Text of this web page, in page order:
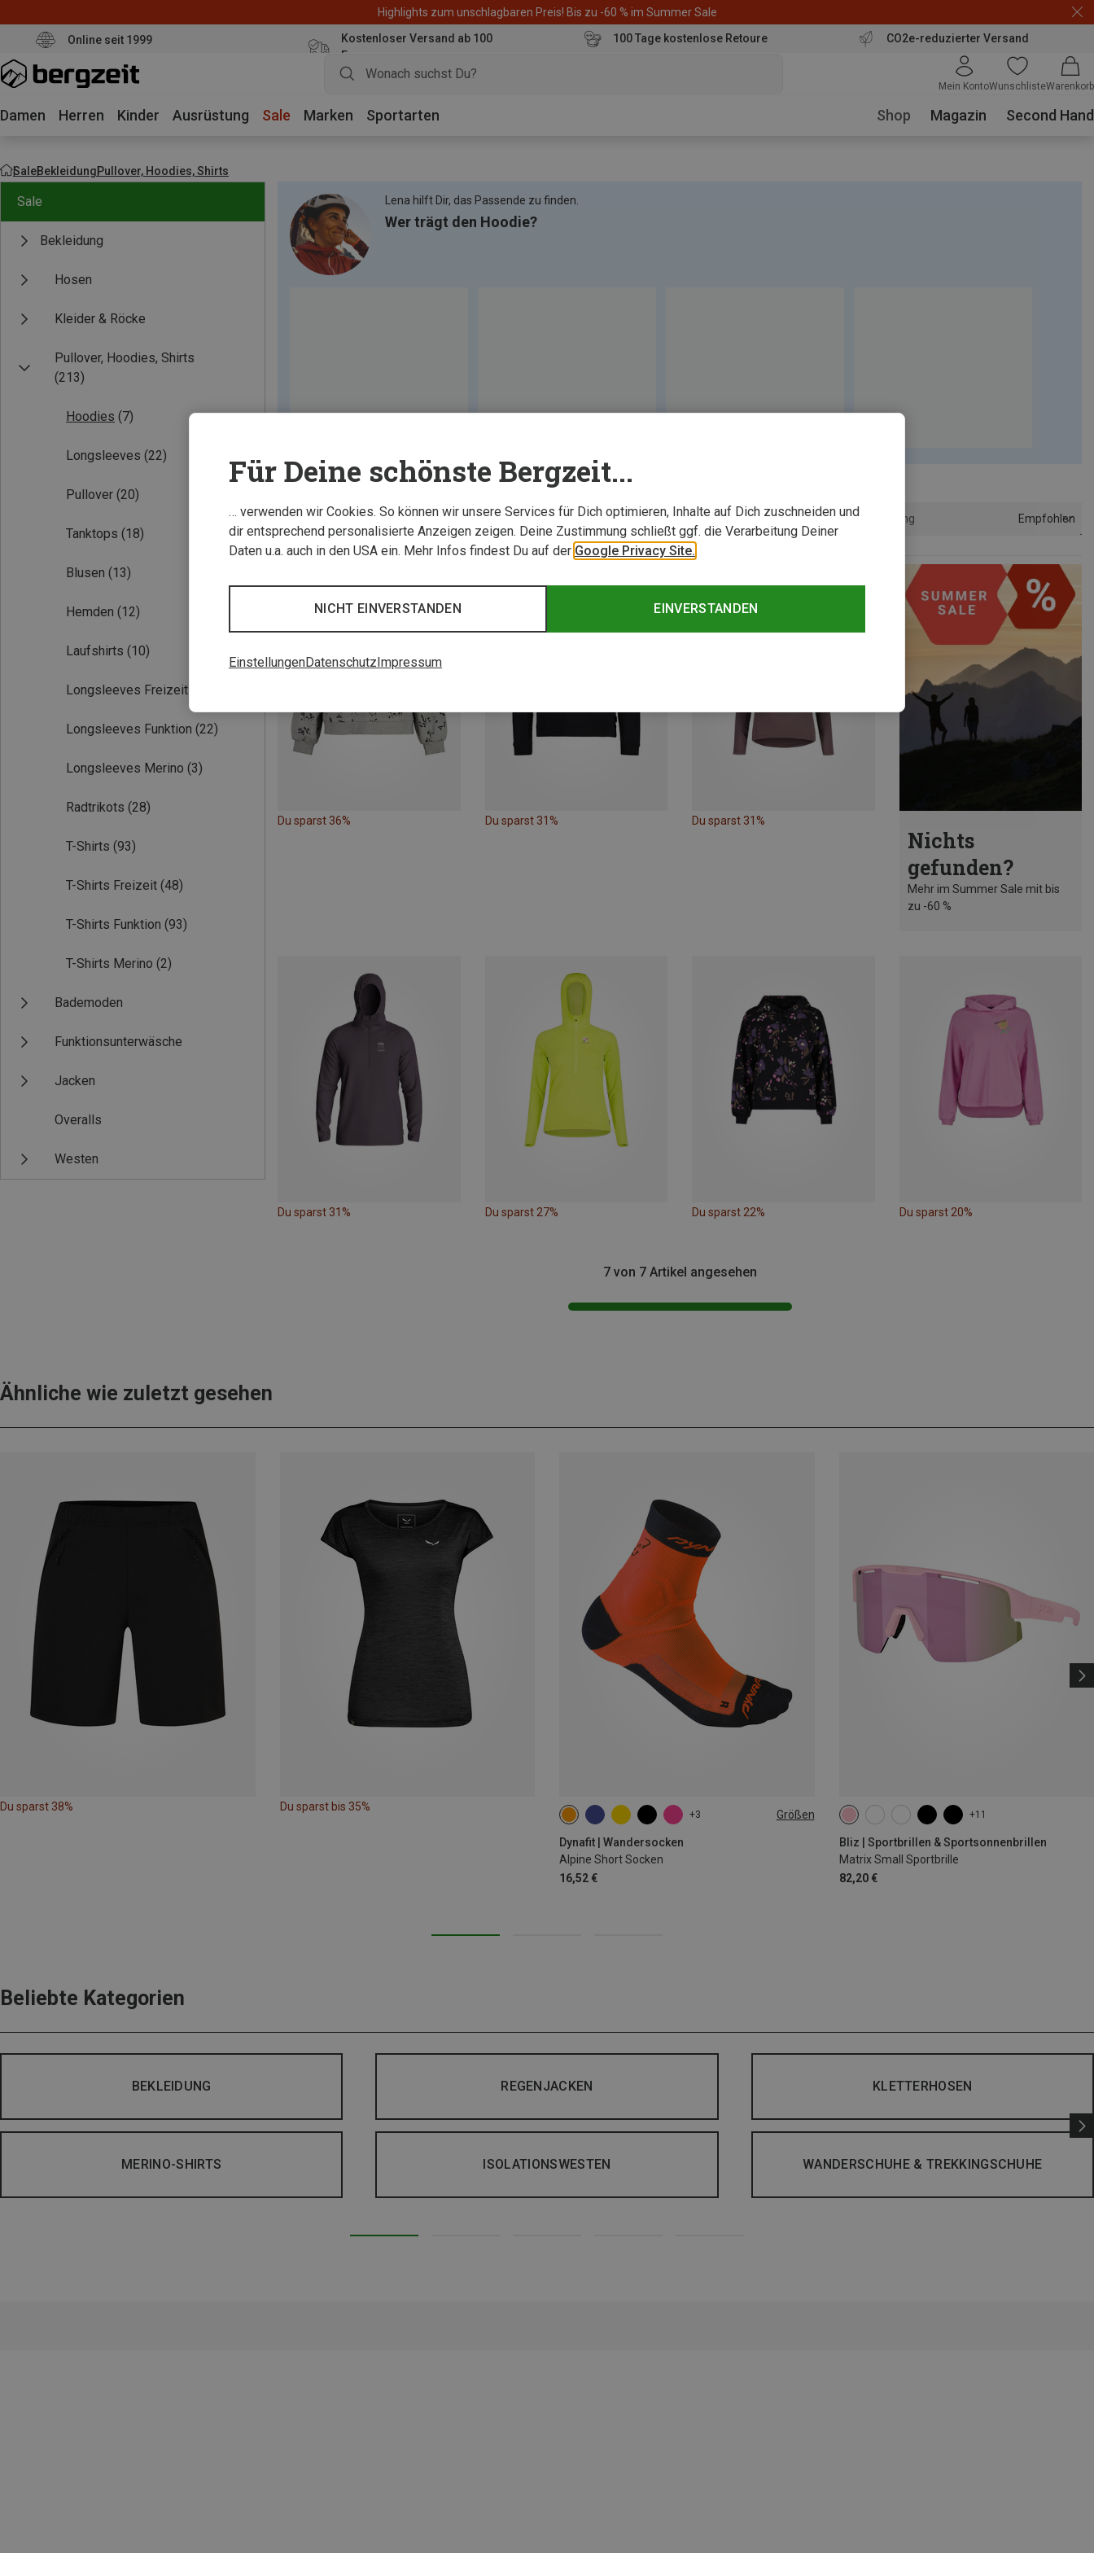
Highlights zum unschlagbaren Preis! Bis zu -60 % im Summer Sale
Online seit 1999
Kostenloser Versand ab 100
Euro
100 Tage kostenlose Retoure CO2e-reduzierter Versand
Mein KontoWunschlisteWarenkorb
Damen Herren Kinder Ausrüstung Sale Marken Sportarten Shop Magazin Second Hand
SaleBekleidungPullover, Hoodies, Shirts
Sale
Bekleidung
Hosen
Kleider & Röcke
Pullover, Hoodies, Shirts
(213)
Hoodies (7)
Longsleeves (22)
Pullover (20)
Tanktops (18)
Blusen (13)
Hemden (12)
Laufshirts (10)
Longsleeves Freizeit
Longsleeves Funktion (22)
Longsleeves Merino (3)
Radtrikots (28)
T-Shirts (93)
T-Shirts Freizeit (48)
T-Shirts Funktion (93)
T-Shirts Merino (2)
Bademoden
Funktionsunterwäsche
Jacken
Overalls
Westen
Lena hilft Dir, das Passende zu finden.
Wer trägt den Hoodie?
Sortierung Empfohlen
Du sparst 36% Du sparst 31% Du sparst 31%
Nichts
gefunden?
Mehr im Summer Sale mit bis
zu -60 %
Du sparst 31% Du sparst 27% Du sparst 22% Du sparst 20%
7 von 7 Artikel angesehen
Ähnliche wie zuletzt gesehen
Du sparst 38% Du sparst bis 35%
+3 Größen
Dynafit | Wandersocken
Alpine Short Socken
16,52 €
35|36|37|38 39|40|41|42
+11
Bliz | Sportbrillen & Sportsonnenbrillen
Matrix Small Sportbrille
82,20 €
Beliebte Kategorien
BEKLEIDUNG REGENJACKEN KLETTERHOSEN
MERINO-SHIRTS ISOLATIONSWESTEN WANDERSCHUHE & TREKKINGSCHUHE
Für Deine schönste Bergzeit...
… verwenden wir Cookies. So können wir unsere Services für Dich optimieren, Inhalte auf Dich zuschneiden und
dir entsprechend personalisierte Anzeigen zeigen. Deine Zustimmung schließt ggf. die Verarbeitung Deiner
Daten u.a. auch in den USA ein. Mehr Infos findest Du auf der Google Privacy Site.
EINVERSTANDEN
NICHT EINVERSTANDEN
EinstellungenDatenschutz Impressum